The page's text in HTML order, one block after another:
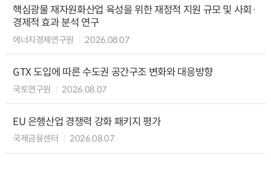
핵심광물 재자원화산업 육성을 위한 재정적 지원 규모 및 사회·
경제적 효과 분석 연구
에너지경제연구원 2026.08.07
GTX 도입에 따른 수도권 공간구조 변화와 대응방향
국토연구원 2026.08.07
EU 은행산업 경쟁력 강화 패키지 평가
국제금융센터 2026.08.07